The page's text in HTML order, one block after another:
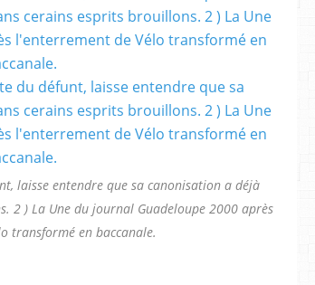
laisse entendre que sa canonisation a déjà
2 ) La Une du journal Guadeloupe 2000 après
transformé en baccanale.